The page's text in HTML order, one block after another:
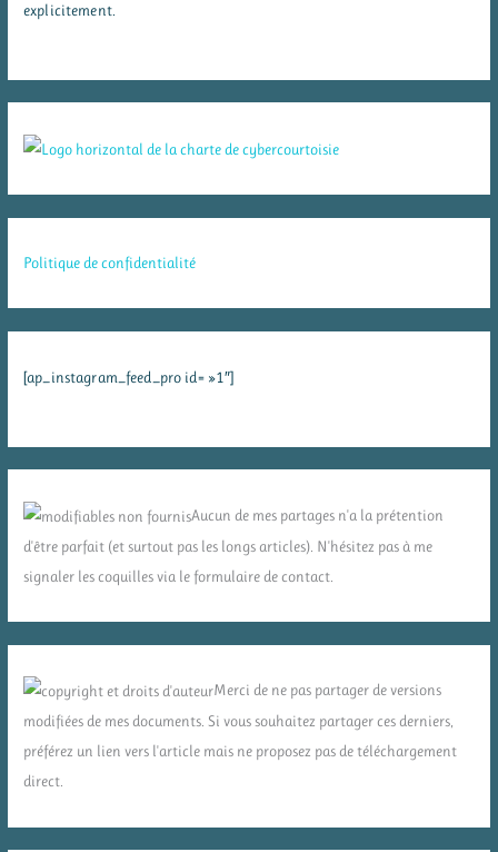
explicitement.
Politique de confidentialité
[ap_instagram_feed_pro id= »1″]
Aucun de mes partages n'a la prétention
d'être parfait (et surtout pas les longs articles). N'hésitez pas à me
signaler les coquilles via le formulaire de contact.
Merci de ne pas partager de versions
modifiées de mes documents. Si vous souhaitez partager ces derniers,
préférez un lien vers l'article mais ne proposez pas de téléchargement
direct.